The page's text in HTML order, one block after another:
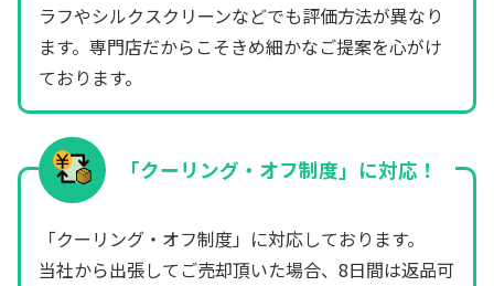
ラフやシルクスクリーンなどでも評価方法が異なり
ます。専門店だからこそきめ細かなご提案を心がけ
ております。
「クーリング・オフ制度」に対応！
「クーリング・オフ制度」に対応しております。
当社から出張してご売却頂いた場合、8日間は返品可